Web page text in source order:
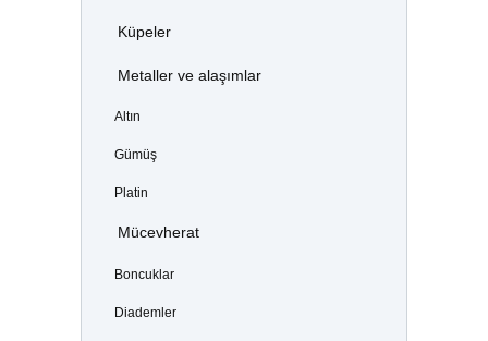
Küpeler
Metaller ve alaşımlar
Altın
Gümüş
Platin
Mücevherat
Boncuklar
Diademler